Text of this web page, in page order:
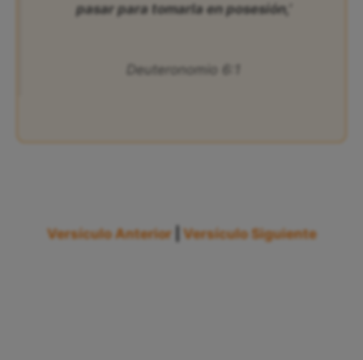
pasar para tomarla en posesión,’
Deuteronomio 6:1
Versículo Anterior Versículo Siguiente